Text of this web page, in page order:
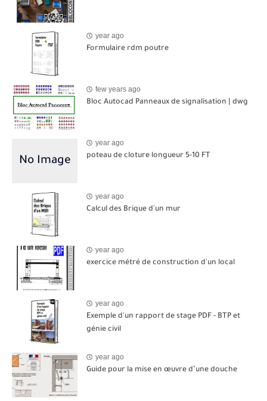
year ago
Formulaire rdm poutre
few years ago
Bloc Autocad Panneaux de signalisation | dwg
year ago
poteau de cloture longueur 5-10 FT
year ago
Calcul des Brique d'un mur
year ago
exercice métré de construction d'un local
year ago
Exemple d'un rapport de stage PDF - BTP et
génie civil
year ago
Guide pour la mise en œuvre d’une douche